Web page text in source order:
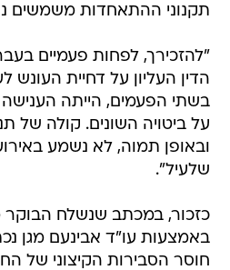
תקנוני ההתאחדות משמשים
"להזכירך, לפחות פעמיים
הדין העליון על דחיית העונש
בשתי הפעמים, הייתה
על ביטויה השונים. קולה של
ובאופן תמוה, לא נשמע
שלעיל".
כזכור, במכתב שנשלח
באמצעות עו"ד אבינעם מגן
חוסר הסבירות הקיצוני של